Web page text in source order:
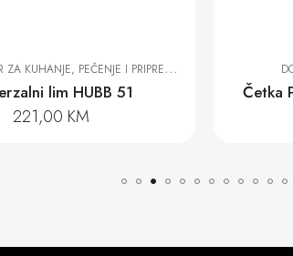
I PRIPREMU NA PARI
HUBB 51
KM
,
Četka